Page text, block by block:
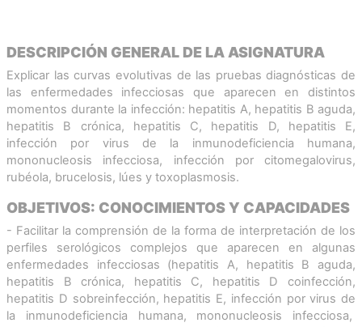
DESCRIPCIÓN GENERAL DE LA ASIGNATURA
Explicar las curvas evolutivas de las pruebas diagnósticas de
las enfermedades infecciosas que aparecen en distintos
momentos durante la infección: hepatitis A, hepatitis B aguda,
hepatitis B crónica, hepatitis C, hepatitis D, hepatitis E,
infección por virus de la inmunodeficiencia humana,
mononucleosis infecciosa, infección por citomegalovirus,
rubéola, brucelosis, lúes y toxoplasmosis.
OBJETIVOS: CONOCIMIENTOS Y CAPACIDADES
- Facilitar la comprensión de la forma de interpretación de los
perfiles serológicos complejos que aparecen en algunas
enfermedades infecciosas (hepatitis A, hepatitis B aguda,
hepatitis B crónica, hepatitis C, hepatitis D coinfección,
hepatitis D sobreinfección, hepatitis E, infección por virus de
la inmunodeficiencia humana, mononucleosis infecciosa,